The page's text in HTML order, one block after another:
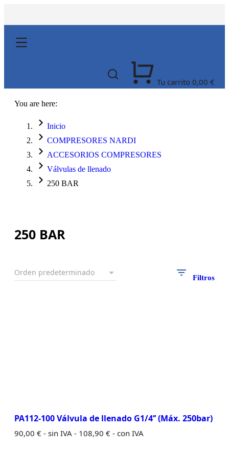
Tu carrito 0,00 €
You are here:
Inicio
COMPRESORES NARDI
ACCESORIOS COMPRESORES
Válvulas de llenado
250 BAR
250 BAR
Filtros
PA112-100 Válvula de llenado G1/4’’ (Máx. 250bar)
90,00 € - sin IVA - 108,90 € - con IVA